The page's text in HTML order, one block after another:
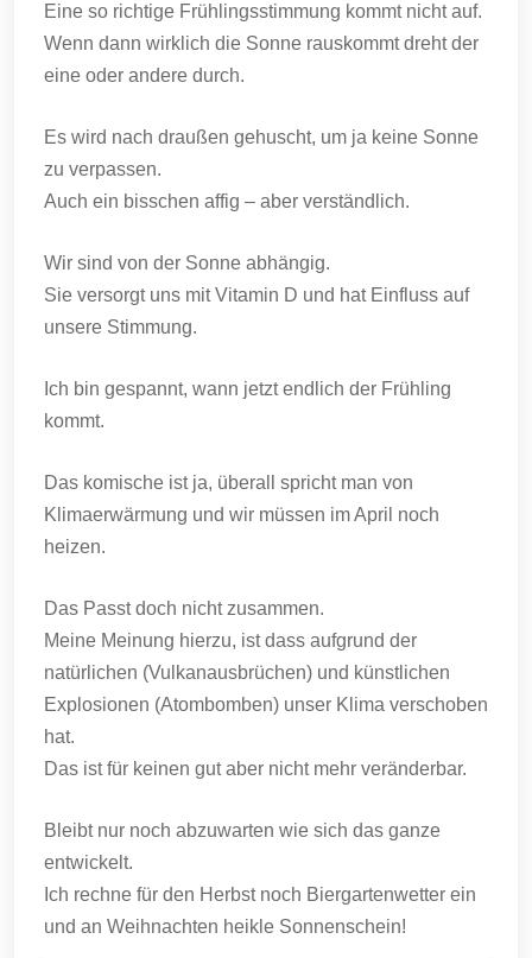
Eine so richtige Frühlingsstimmung kommt nicht auf.
Wenn dann wirklich die Sonne rauskommt dreht der
eine oder andere durch.
Es wird nach draußen gehuscht, um ja keine Sonne
zu verpassen.
Auch ein bisschen affig – aber verständlich.
Wir sind von der Sonne abhängig.
Sie versorgt uns mit Vitamin D und hat Einfluss auf
unsere Stimmung.
Ich bin gespannt, wann jetzt endlich der Frühling
kommt.
Das komische ist ja, überall spricht man von
Klimaerwärmung und wir müssen im April noch
heizen.
Das Passt doch nicht zusammen.
Meine Meinung hierzu, ist dass aufgrund der
natürlichen (Vulkanausbrüchen) und künstlichen
Explosionen (Atombomben) unser Klima verschoben
hat.
Das ist für keinen gut aber nicht mehr veränderbar.
Bleibt nur noch abzuwarten wie sich das ganze
entwickelt.
Ich rechne für den Herbst noch Biergartenwetter ein
und an Weihnachten heikle Sonnenschein!